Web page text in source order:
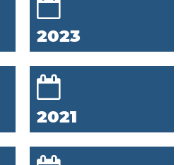
2023
2021